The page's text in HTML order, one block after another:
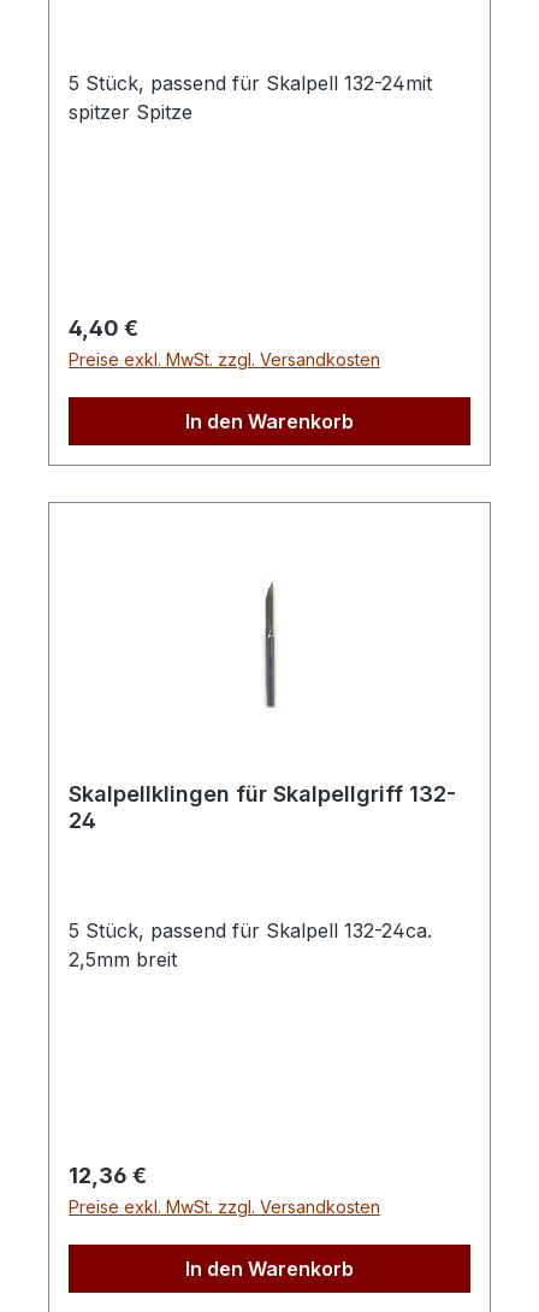
5 Stück, passend für Skalpell 132-24mit
spitzer Spitze
Regulärer Preis:
4,40 €
Preise exkl. MwSt. zzgl. Versandkosten
In den Warenkorb
Skalpellklingen für Skalpellgriff 132-
24
5 Stück, passend für Skalpell 132-24ca.
2,5mm breit
Regulärer Preis:
12,36 €
Preise exkl. MwSt. zzgl. Versandkosten
In den Warenkorb